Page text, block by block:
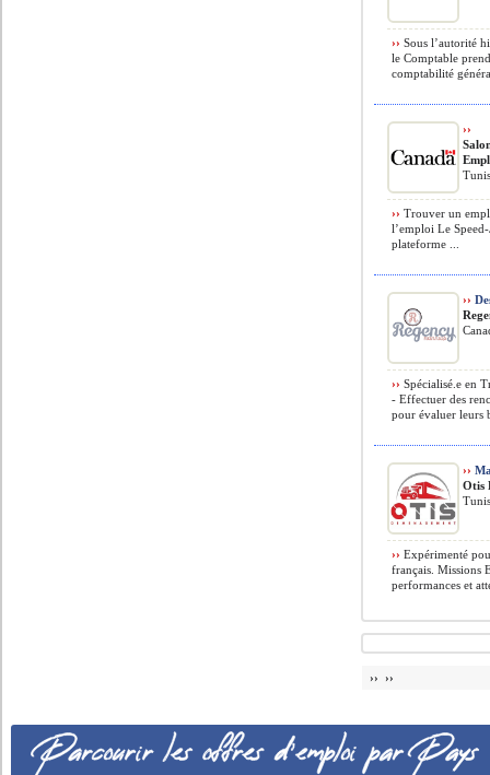
›› Sous l’autorité
le Comptable
comptabilité
››
›› Trouver un
l’emploi Le
plateforme ...
››
›› Spécialisé.e en
- Effectuer des
pour évaluer leurs
››
Otis
›› Expérimenté
français. Missions
performances et
›› ››